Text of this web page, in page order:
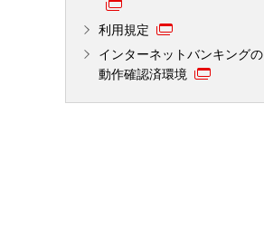
利用規定
インターネットバンキングの
動作確認済環境